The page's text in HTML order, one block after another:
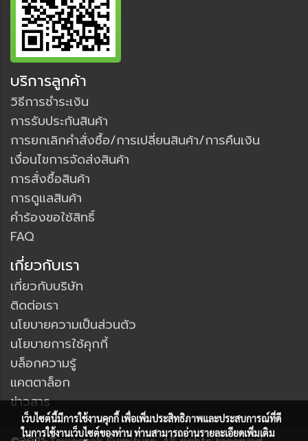
บริการลูกค้า
วิธีการชำระเงิน
การรับประกันสินค้า
การยกเลิกคำสั่งซื้อ/การเปลี่ยนสินค้า/การคืนเงิน
เงื่อนไขการจัดส่งสินค้า
การสั่งซื้อสินค้า
การดูแลสินค้า
คำร้องขอใช้สิทธิ์
FAQ
เกี่ยวกับเรา
เกี่ยวกับบริษัท
ติดต่อเรา
นโยบายความเป็นส่วนตัว
นโยบายการใช้คุกกี้
บล็อกความรู้
แคตตาล็อก
ข่าวสาร
เว็บไซต์นี้มีการใช้งานคุกกี้ เพื่อเพิ่มประสิทธิภาพและประสบการณ์ที่ดี
ในการใช้งานเว็บไซต์ของท่าน ท่านสามารถอ่านรายละเอียดเพิ่มเติม